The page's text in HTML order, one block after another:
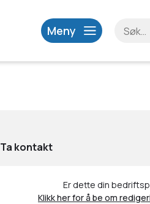
Meny
Ta kontakt
Er dette din
Klikk her for å be om